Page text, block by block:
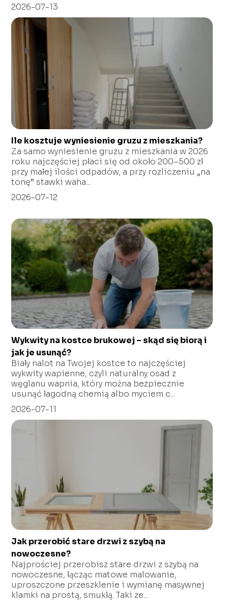
2026-07-13
Ile kosztuje wyniesienie gruzu z mieszkania?
Za samo wyniesienie gruzu z mieszkania w 2026
roku najczęściej płaci się od około 200–500 zł
przy małej ilości odpadów, a przy rozliczeniu „na
tonę” stawki waha...
2026-07-12
Wykwity na kostce brukowej – skąd się biorą i
jak je usunąć?
Biały nalot na Twojej kostce to najczęściej
wykwity wapienne, czyli naturalny osad z
węglanu wapnia, który można bezpiecznie
usunąć łagodną chemią albo myciem c...
2026-07-11
Jak przerobić stare drzwi z szybą na
nowoczesne?
Najprościej przerobisz stare drzwi z szybą na
nowoczesne, łącząc matowe malowanie,
uproszczone przeszklenie i wymianę masywnej
klamki na prostą, smukłą. Taki ze...